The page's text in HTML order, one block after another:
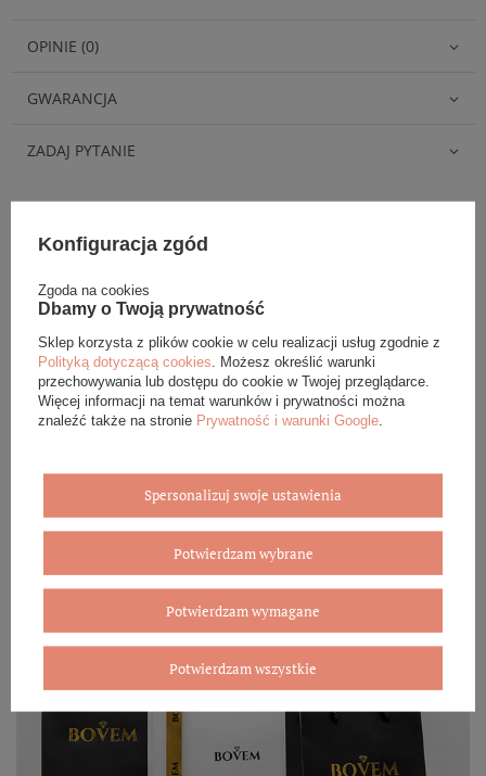
OPINIE (0)
GWARANCJA
ZADAJ PYTANIE
Eleganckie opakowanie gratis
Biżuterię i zegarki zakupione w sklepie internetowym
BOVEM otrzymasz jako gotowy do wręczenia upominek. Do
każdego zamówienia dołączamy pudełko ze skóry
ekologicznej oraz elegancką torebkę. Rozmiary i wzory
mogą się różnić ze względu na wybrany asortyment.
Konfiguracja zgód
Zgoda na cookies
Dbamy o Twoją prywatność
Sklep korzysta z plików cookie w celu realizacji usług zgodnie z
Polityką dotyczącą cookies . Możesz określić warunki
przechowywania lub dostępu do cookie w Twojej przeglądarce.
Więcej informacji na temat warunków i prywatności można
znaleźć także na stronie Prywatność i warunki Google
Spersonalizuj swoje ustawienia
Potwierdzam wybrane
Potwierdzam wymagane
Potwierdzam wszystkie